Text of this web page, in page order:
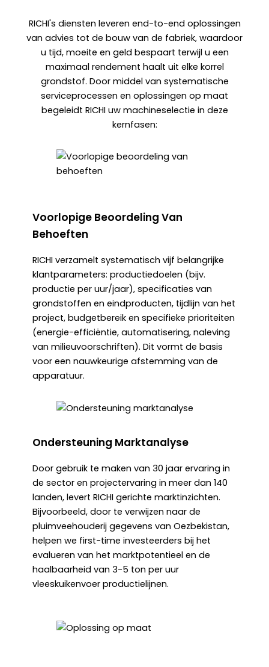
RICHI's diensten leveren end-to-end oplossingen
van advies tot de bouw van de fabriek, waardoor
u tijd, moeite en geld bespaart terwijl u een
maximaal rendement haalt uit elke korrel
grondstof. Door middel van systematische
serviceprocessen en oplossingen op maat
begeleidt RICHI uw machineselectie in deze
kernfasen:
Voorlopige Beoordeling Van
Behoeften
RICHI verzamelt systematisch vijf belangrijke
klantparameters: productiedoelen (bijv.
productie per uur/jaar), specificaties van
grondstoffen en eindproducten, tijdlijn van het
project, budgetbereik en specifieke prioriteiten
(energie-efficiëntie, automatisering, naleving
van milieuvoorschriften). Dit vormt de basis
voor een nauwkeurige afstemming van de
apparatuur.
Ondersteuning Marktanalyse
Door gebruik te maken van 30 jaar ervaring in
de sector en projectervaring in meer dan 140
landen, levert RICHI gerichte marktinzichten.
Bijvoorbeeld, door te verwijzen naar de
pluimveehouderij gegevens van Oezbekistan,
helpen we first-time investeerders bij het
evalueren van het marktpotentieel en de
haalbaarheid van 3-5 ton per uur
vleeskuikenvoer productielijnen.